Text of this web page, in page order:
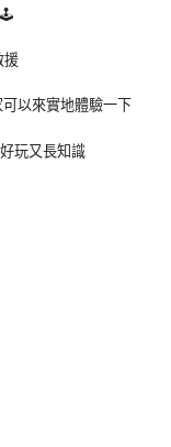
🕹
援
以來實地體驗一下